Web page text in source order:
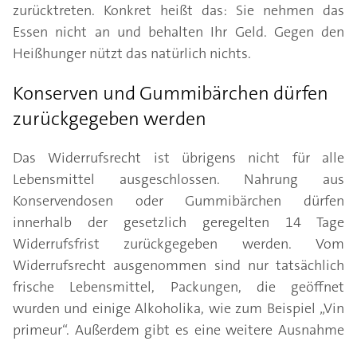
zurücktreten. Konkret heißt das: Sie nehmen das
Essen nicht an und behalten Ihr Geld. Gegen den
Heißhunger nützt das natürlich nichts.
Konserven und Gummibärchen dürfen
zurückgegeben werden
Das Widerrufsrecht ist übrigens nicht für alle
Lebensmittel ausgeschlossen. Nahrung aus
Konservendosen oder Gummibärchen dürfen
innerhalb der gesetzlich geregelten 14 Tage
Widerrufsfrist zurückgegeben werden. Vom
Widerrufsrecht ausgenommen sind nur tatsächlich
frische Lebensmittel, Packungen, die geöffnet
wurden und einige Alkoholika, wie zum Beispiel „Vin
primeur“. Außerdem gibt es eine weitere Ausnahme